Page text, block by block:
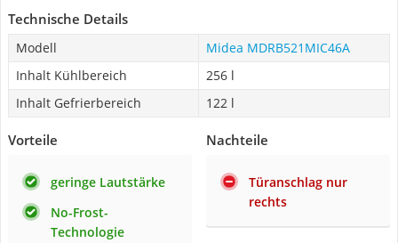
Technische Details
Modell
Midea MDRB521MIC46A
Inhalt Kühlbereich
256 l
Inhalt Gefrierbereich
122 l
Vorteile
geringe Lautstärke
No-Frost-
Technologie
Nachteile
Türanschlag nur
rechts